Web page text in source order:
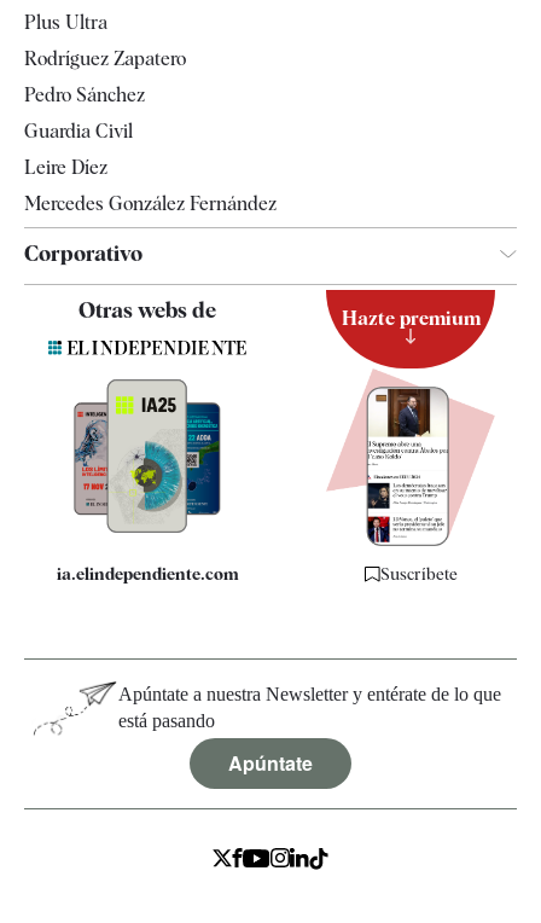
Televisión
Plus Ultra
Rodríguez Zapatero
Pedro Sánchez
Guardia Civil
Leire Díez
Mercedes González Fernández
Corporativo
Contacto
Quiénes somos
Especificaciones
Otras webs de
ia.elindependiente.com
Hazte premium
Suscríbete
Apúntate a nuestra Newsletter y entérate de lo que
está pasando
Apúntate